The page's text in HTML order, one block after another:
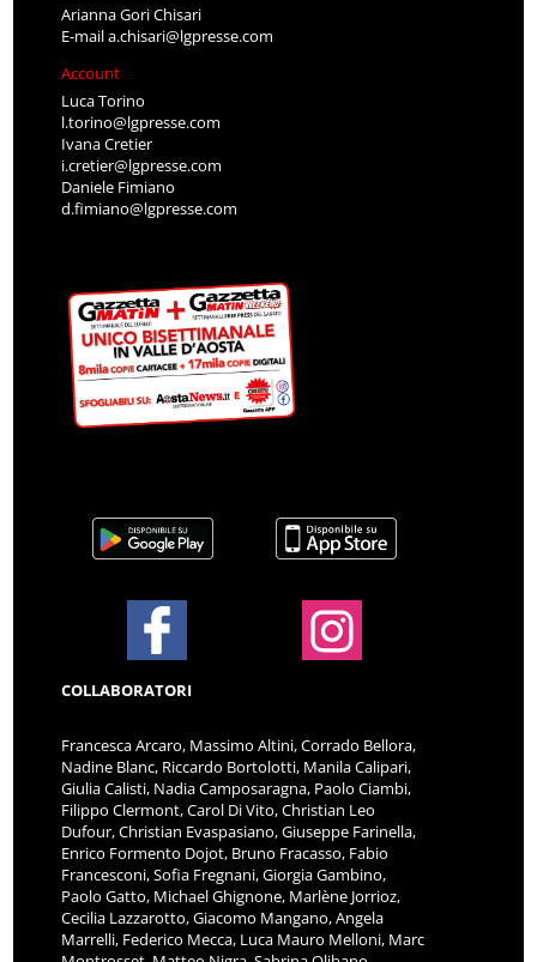
Arianna Gori Chisari
E-maila.chisari@lgpresse.com
Account
Luca Torino
l.torino@lgpresse.com
Ivana Cretier
i.cretier@lgpresse.com
Daniele Fimiano
d.fimiano@lgpresse.com
COLLABORATORI
Francesca Arcaro, Massimo Altini, Corrado Bellora,
Nadine Blanc, Riccardo Bortolotti, Manila Calipari,
Giulia Calisti, Nadia Camposaragna, Paolo Ciambi,
Filippo Clermont, Carol Di Vito, Christian Leo
Dufour, Christian Evaspasiano, Giuseppe Farinella,
Enrico Formento Dojot, Bruno Fracasso, Fabio
Francesconi, Sofia Fregnani, Giorgia Gambino,
Paolo Gatto, Michael Ghignone, Marlène Jorrioz,
Cecilia Lazzarotto, Giacomo Mangano, Angela
Marrelli, Federico Mecca, Luca Mauro Melloni, Marc